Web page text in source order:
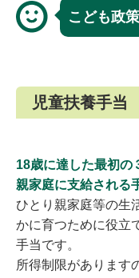
こども政
児童扶養手当
18歳に達した最初の
親家庭に支給される
ひとり親家庭等の生
かに育つために役立
手当です。
所得制限があります